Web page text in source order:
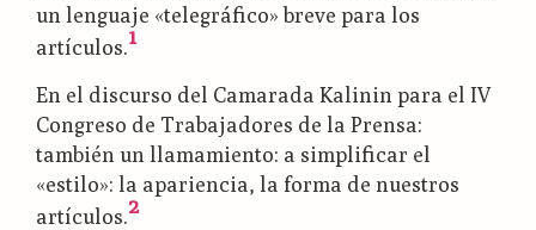
un lenguaje «telegráfico» breve para los
artículos.1
En el discurso del Camarada Kalinin para el IV
Congreso de Trabajadores de la Prensa:
también un llamamiento: a simplificar el
«estilo»: la apariencia, la forma de nuestros
artículos.2